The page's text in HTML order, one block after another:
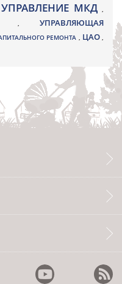
УПРАВЛЕНИЕ МКД ,
,УПРАВЛЯЮЩАЯ
РЕМОНТА , ЦАО,